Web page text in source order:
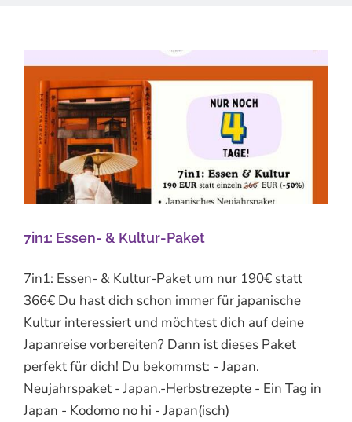
7in1: Essen- & Kultur-Paket
7in1: Essen- & Kultur-Paket um nur 190€ statt
366€ Du hast dich schon immer für japanische
Kultur interessiert und möchtest dich auf deine
Japanreise vorbereiten? Dann ist dieses Paket
perfekt für dich! Du bekommst: - Japan.
Neujahrspaket - Japan.-Herbstrezepte - Ein Tag in
Japan - Kodomo no hi - Japan(isch)